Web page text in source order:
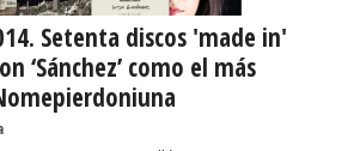
Setenta discos 'made in'
‘Sánchez’ como el más